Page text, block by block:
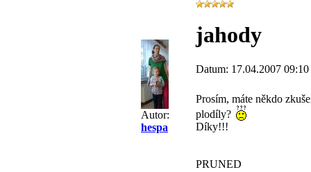
Autor:
hespa
jahody
Datum: 17.04.2007 09:10
Prosím, máte někdo
plodíly?
Díky!!!
PRUNED